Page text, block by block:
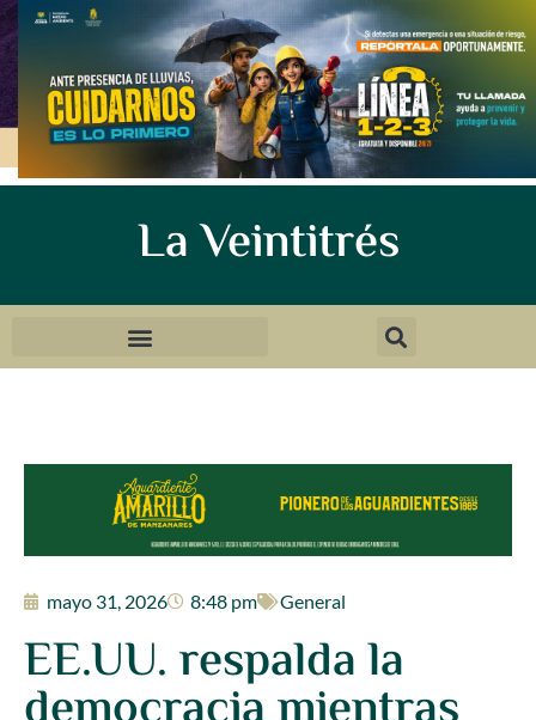
La Veintitrés
mayo 31, 2026 8:48 pm General
EE.UU. respalda la